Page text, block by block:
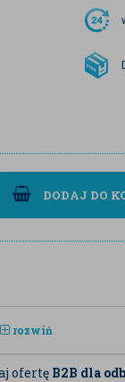
DODAJ DO
rozwiń
ofertę B2B dla